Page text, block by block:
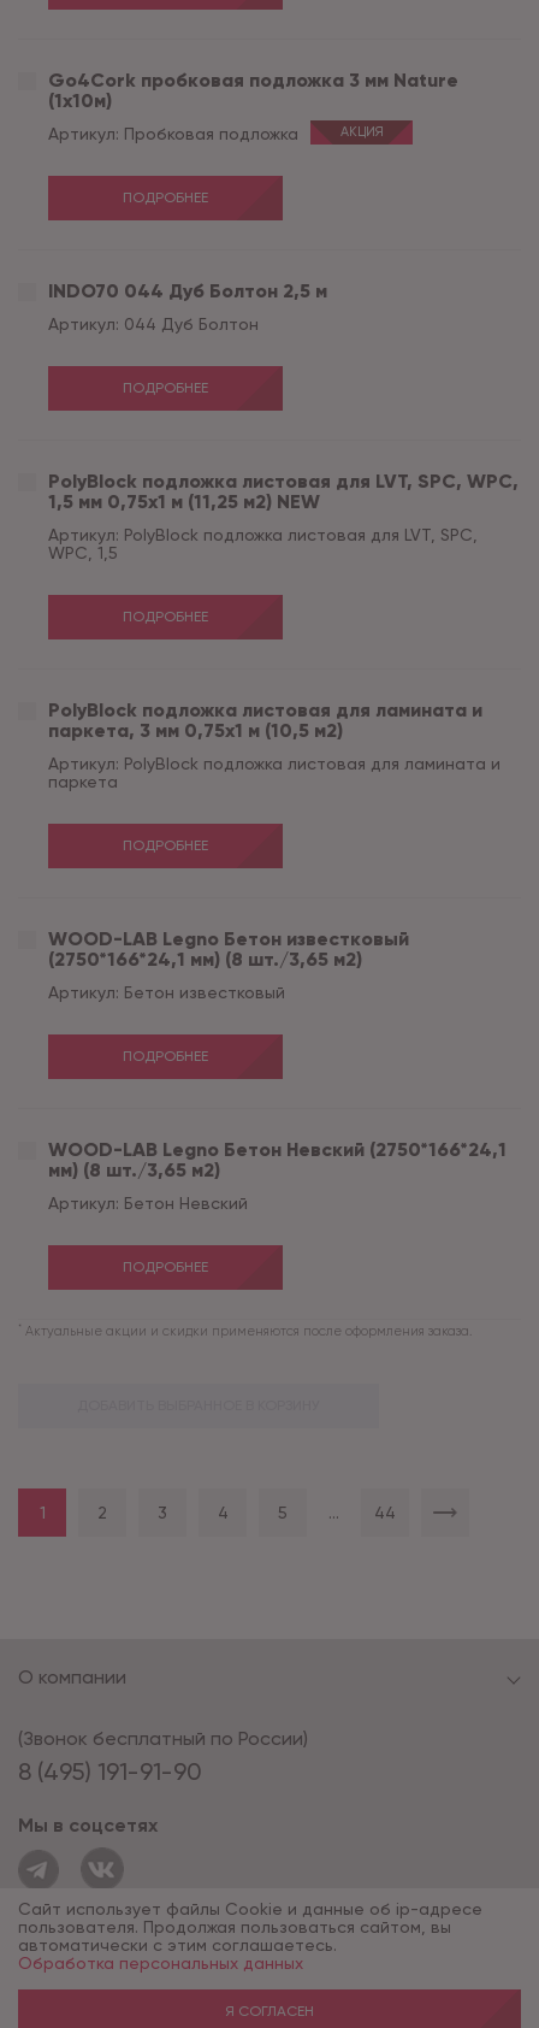
Go4Cork пробковая подложка 3 мм Nature
(1х10м)
Артикул: Пробковая подложка АКЦИЯ
ПОДРОБНЕЕ
INDO70 044 Дуб Болтон 2,5 м
Артикул: 044 Дуб Болтон
ПОДРОБНЕЕ
PolyBlock подложка листовая для LVT, SPC, WPC,
1,5 мм 0,75x1 м (11,25 м2) NEW
Артикул: PolyBlock подложка листовая для LVT, SPC,
WPC, 1,5
ПОДРОБНЕЕ
PolyBlock подложка листовая для ламината и
паркета, 3 мм 0,75x1 м (10,5 м2)
Артикул: PolyBlock подложка листовая для ламината и
паркета
ПОДРОБНЕЕ
WOOD-LAB Legno Бетон известковый
(2750*166*24,1 мм) (8 шт./3,65 м2)
Артикул: Бетон известковый
ПОДРОБНЕЕ
WOOD-LAB Legno Бетон Невский (2750*166*24,1
мм) (8 шт./3,65 м2)
Артикул: Бетон Невский
ПОДРОБНЕЕ
* Актуальные акции и скидки применяются после оформления заказа.
1 2 3 4 5 ... 44
8 (495) 191-91-90
(Звонок бесплатный по России)
Мы в соцсетях
О компании
© 1994 - 2026*, «ОПУС ТД»
Сайт использует файлы Cookie и данные об ip-адресе
пользователя. Продолжая пользоваться сайтом, вы
автоматически с этим соглашаетесь.
Обработка персональных данных
Я СОГЛАСЕН